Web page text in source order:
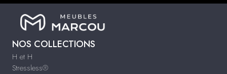
NOS COLLECTIONS
H et H
Stressless®